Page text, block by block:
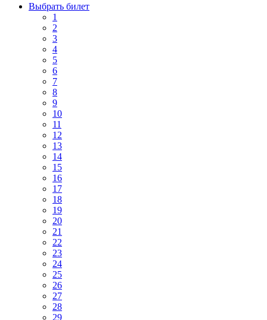
Выбрать билет
1
2
3
4
5
6
7
8
9
10
11
12
13
14
15
16
17
18
19
20
21
22
23
24
25
26
27
28
29